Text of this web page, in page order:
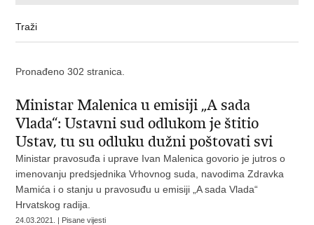
Pronađeno 302 stranica.
Ministar Malenica u emisiji „A sada
Vlada“: Ustavni sud odlukom je štitio
Ustav, tu su odluku dužni poštovati svi
Ministar pravosuđa i uprave Ivan Malenica govorio je jutros o
imenovanju predsjednika Vrhovnog suda, navodima Zdravka
Mamića i o stanju u pravosuđu u emisiji „A sada Vlada“
Hrvatskog radija.
24.03.2021. | Pisane vijesti